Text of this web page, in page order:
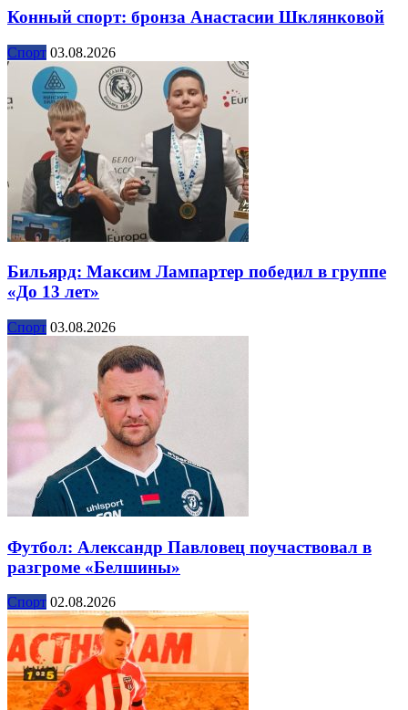
Конный спорт: бронза Анастасии Шклянковой
Спорт 03.08.2026
Бильярд: Максим Лампартер победил в группе
«До 13 лет»
Спорт 03.08.2026
Футбол: Александр Павловец поучаствовал в
разгроме «Белшины»
Спорт 02.08.2026